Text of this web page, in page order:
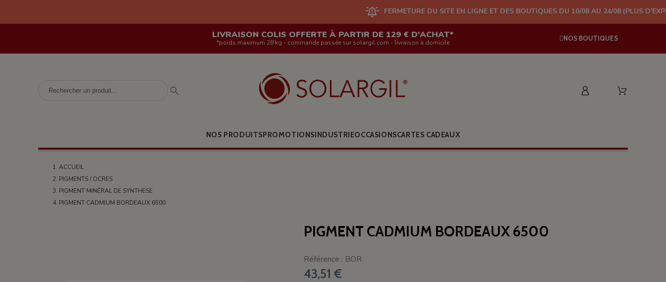
FERMETURE DU SITE EN LIGNE ET DES BOUTIQUES DU 10/08 AU 24/08 (PLUS D'EXPÉDITION À
LIVRAISON COLIS OFFERTE À PARTIR DE 129 € D'ACHAT*
*poids maximum 28 kg - commande passée sur solargil.com - livraison à domicile
NOS BOUTIQUES
NOS PRODUITSPROMOTIONSINDUSTRIEOCCASIONSCARTES CADEAUX
ACCUEIL
PIGMENTS / OCRES
PIGMENT MINÉRAL DE SYNTHESE
PIGMENT CADMIUM BORDEAUX 6500
PIGMENT CADMIUM BORDEAUX 6500
Référence : BOR
43,51 €